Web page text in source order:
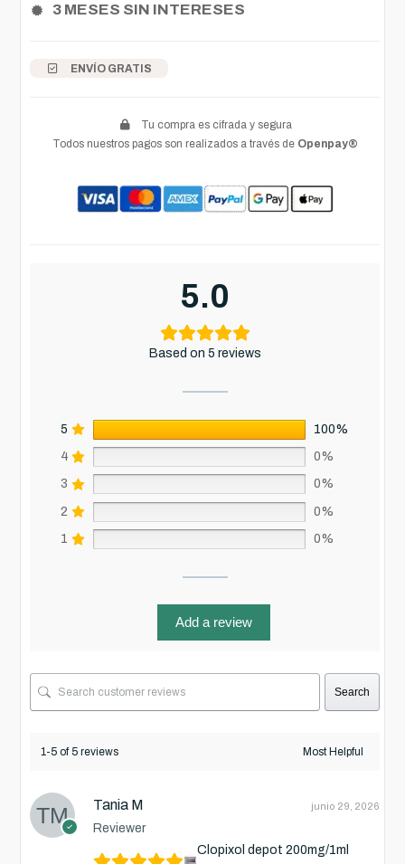
3 MESES SIN INTERESES
ENVÍO GRATIS
Tu compra es cifrada y segura
Todos nuestros pagos son realizados a través de Openpay®
5.0
Based on 5 reviews
5 100%
4 0%
3 0%
2 0%
1 0%
Add a review
Search
1-5 of 5 reviews
Tania M
Reviewer
junio 29, 2026
Clopixol depot 200mg/1ml